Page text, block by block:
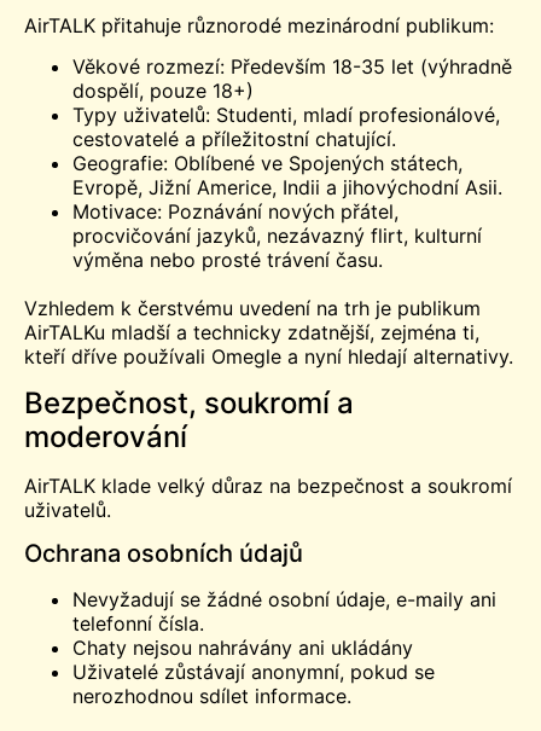
AirTALK přitahuje různorodé mezinárodní publikum:
Věkové rozmezí: Především 18-35 let (výhradně
dospělí, pouze 18+)
Typy uživatelů: Studenti, mladí profesionálové,
cestovatelé a příležitostní chatující.
Geografie: Oblíbené ve Spojených státech,
Evropě, Jižní Americe, Indii a jihovýchodní Asii.
Motivace: Poznávání nových přátel,
procvičování jazyků, nezávazný flirt, kulturní
výměna nebo prosté trávení času.
Vzhledem k čerstvému uvedení na trh je publikum
AirTALKu mladší a technicky zdatnější, zejména ti,
kteří dříve používali Omegle a nyní hledají alternativy.
Bezpečnost, soukromí a
moderování
AirTALK klade velký důraz na bezpečnost a soukromí
uživatelů.
Ochrana osobních údajů
Nevyžadují se žádné osobní údaje, e-maily ani
telefonní čísla.
Chaty nejsou nahrávány ani ukládány
Uživatelé zůstávají anonymní, pokud se
nerozhodnou sdílet informace.